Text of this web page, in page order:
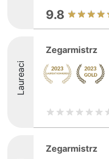
9.8
Laureaci
Zegarmistrz
Zegarmistrz